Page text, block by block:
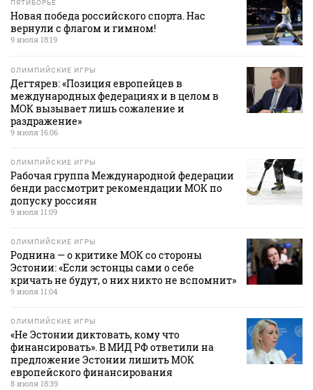
ПЯТИБОРЬЕ
Новая победа российского спорта. Нас
вернули с флагом и гимном!
9 июля 18:19
ОЛИМПИЙСКИЕ ИГРЫ
Дегтярев: «Позиция европейцев в
международных федерациях и в целом в
МОК вызывает лишь сожаление и
раздражение»
9 июля 16:06
ОЛИМПИЙСКИЕ ИГРЫ
Рабочая группа Международной федерации
бенди рассмотрит рекомендации МОК по
допуску россиян
9 июля 11:09
ОЛИМПИЙСКИЕ ИГРЫ
Роднина — о критике МОК со стороны
Эстонии: «Если эстонцы сами о себе
кричать не будут, о них никто не вспомнит»
9 июля 11:04
ОЛИМПИЙСКИЕ ИГРЫ
«Не Эстонии диктовать, кому что
финансировать». В МИД РФ ответили на
предложение Эстонии лишить МОК
европейского финансирования
8 июля 18:39